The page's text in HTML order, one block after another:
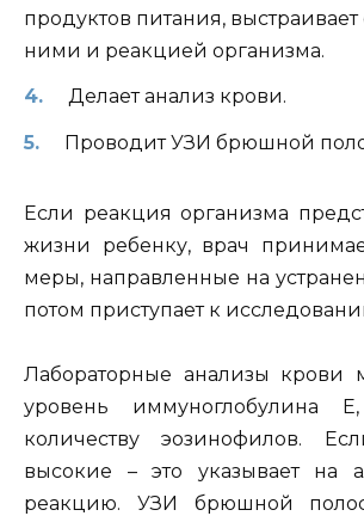
продуктов питания,
ними и реакцией организма.
Делает анализ крови.
Проводит УЗИ брюшной
Если реакция организма
жизни ребенку, врач
меры, направленные на
потом приступает к
Лабораторные анализы крови
уровень иммуноглобулина
количеству эозинофилов.
высокие – это указывает на
реакцию. УЗИ брюшной